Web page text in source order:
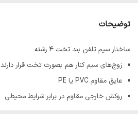
توضیحات
ساختار سیم تلفن بند تخت ۴ رشته
زوج‌های سیم کنار هم بصورت تخت قرار دارند
عایق مقاوم PVC یا PE
روکش خارجی مقاوم در برابر شرایط محیطی